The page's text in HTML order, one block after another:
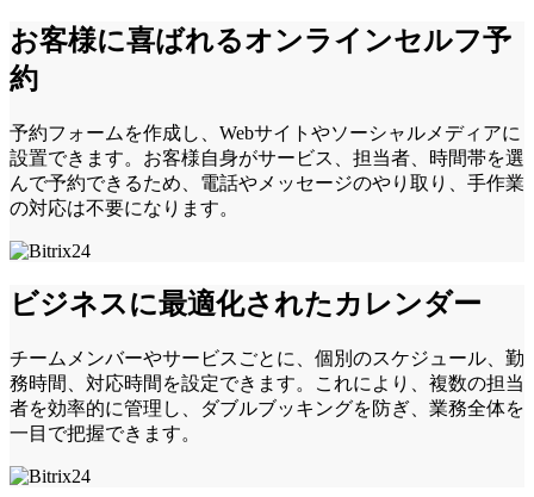
お客様に喜ばれるオンラインセルフ予
約
予約フォームを作成し、Webサイトやソーシャルメディアに
設置できます。お客様自身がサービス、担当者、時間帯を選
んで予約できるため、電話やメッセージのやり取り、手作業
の対応は不要になります。
ビジネスに最適化されたカレンダー
チームメンバーやサービスごとに、個別のスケジュール、勤
務時間、対応時間を設定できます。これにより、複数の担当
者を効率的に管理し、ダブルブッキングを防ぎ、業務全体を
一目で把握できます。